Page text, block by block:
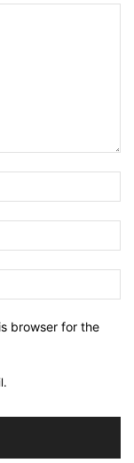
browser for the